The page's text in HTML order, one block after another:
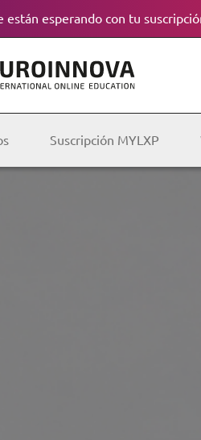
están esperando con tu
Suscripción MYLXP